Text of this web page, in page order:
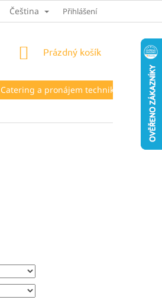
Čeština Přihlášení
NÁKUPNÍ
Prázdný košík
Catering a pronájem techniky